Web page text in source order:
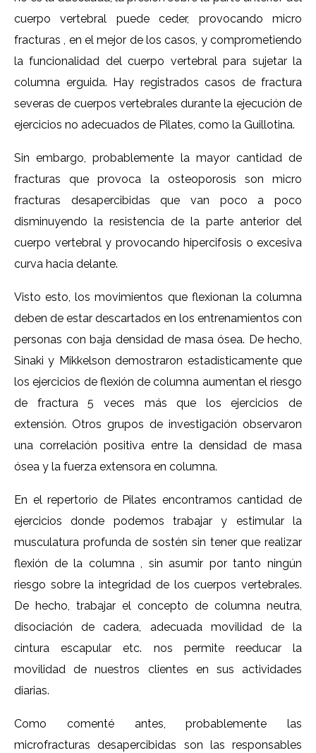
cuerpo vertebral puede ceder, provocando micro
fracturas , en el mejor de los casos, y comprometiendo
la funcionalidad del cuerpo vertebral para sujetar la
columna erguida. Hay registrados casos de fractura
severas de cuerpos vertebrales durante la ejecución de
ejercicios no adecuados de Pilates, como la Guillotina.
Sin embargo, probablemente la mayor cantidad de
fracturas que provoca la osteoporosis son micro
fracturas desapercibidas que van poco a poco
disminuyendo la resistencia de la parte anterior del
cuerpo vertebral y provocando hipercifosis o excesiva
curva hacia delante.
Visto esto, los movimientos que flexionan la columna
deben de estar descartados en los entrenamientos con
personas con baja densidad de masa ósea. De hecho,
Sinaki y Mikkelson demostraron estadísticamente que
los ejercicios de flexión de columna aumentan el riesgo
de fractura 5 veces más que los ejercicios de
extensión. Otros grupos de investigación observaron
una correlación positiva entre la densidad de masa
ósea y la fuerza extensora en columna.
En el repertorio de Pilates encontramos cantidad de
ejercicios donde podemos trabajar y estimular la
musculatura profunda de sostén sin tener que realizar
flexión de la columna , sin asumir por tanto ningún
riesgo sobre la integridad de los cuerpos vertebrales.
De hecho, trabajar el concepto de columna neutra,
disociación de cadera, adecuada movilidad de la
cintura escapular etc. nos permite reeducar la
movilidad de nuestros clientes en sus actividades
diarias.
Como comenté antes, probablemente las
microfracturas desapercibidas son las responsables